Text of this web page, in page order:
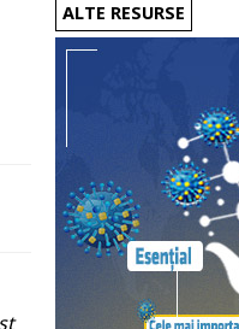
ALTE RESURSE